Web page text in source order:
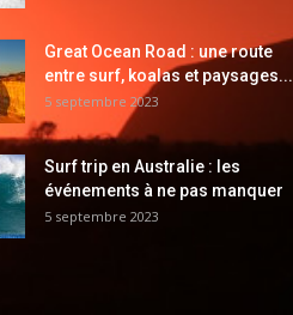
Great Ocean Road : une route
entre surf, koalas et paysages...
5 septembre 2023
Surf trip en Australie : les
événements à ne pas manquer
5 septembre 2023